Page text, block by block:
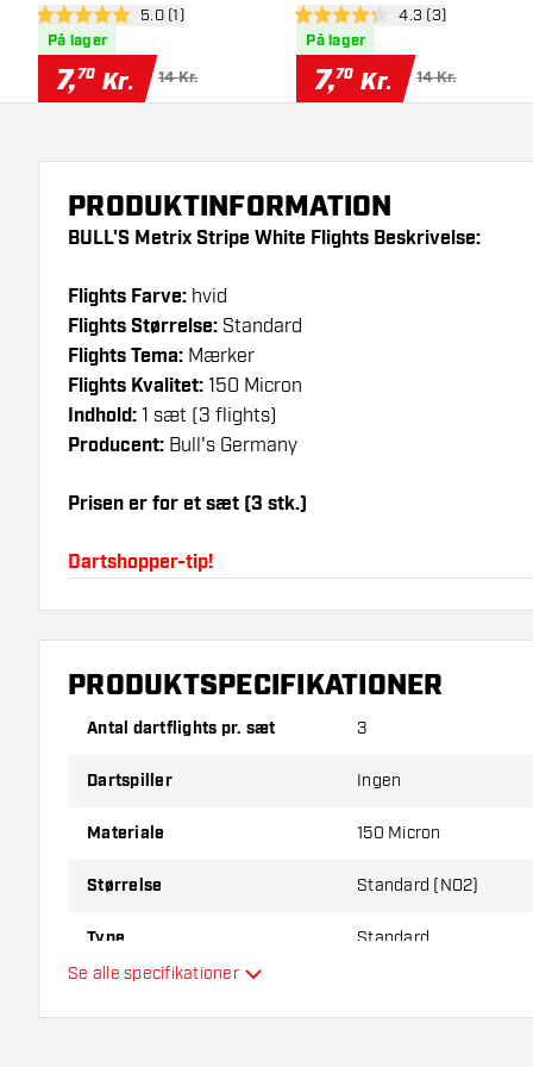
åbn anmeldelsespanel
5 bedømmelsesstjerner
5.0 (1)
På lager
7,70 Kr. 14 Kr.
åbn
4.3 bedømmelsesstjerner
4.3 (3)
På lager
7,70 Kr. 14 Kr.
PRODUKTINFORMATION
BULL'S Metrix Stripe White Flights Beskrivelse:
Flights Farve: hvid
Flights Størrelse: Standard
Flights Tema: Mærker
Flights Kvalitet: 150 Micron
Indhold: 1 sæt (3 flights)
Producent: Bull's Germany
Prisen er for et sæt (3 stk.)
Dartshopper-tip!
Sørg for, at du har masser af flights og shafts på
beskadiget eller knækket ved brug.
for at finde ud af, hvilken der passer bedst til dig!
PRODUKTSPECIFIKATIONER
Antal dartflights pr. sæt 3
Dartspiller Ingen
Materiale 150 Micron
Størrelse Standard (NO2)
Type Standard
Se alle specifikationer